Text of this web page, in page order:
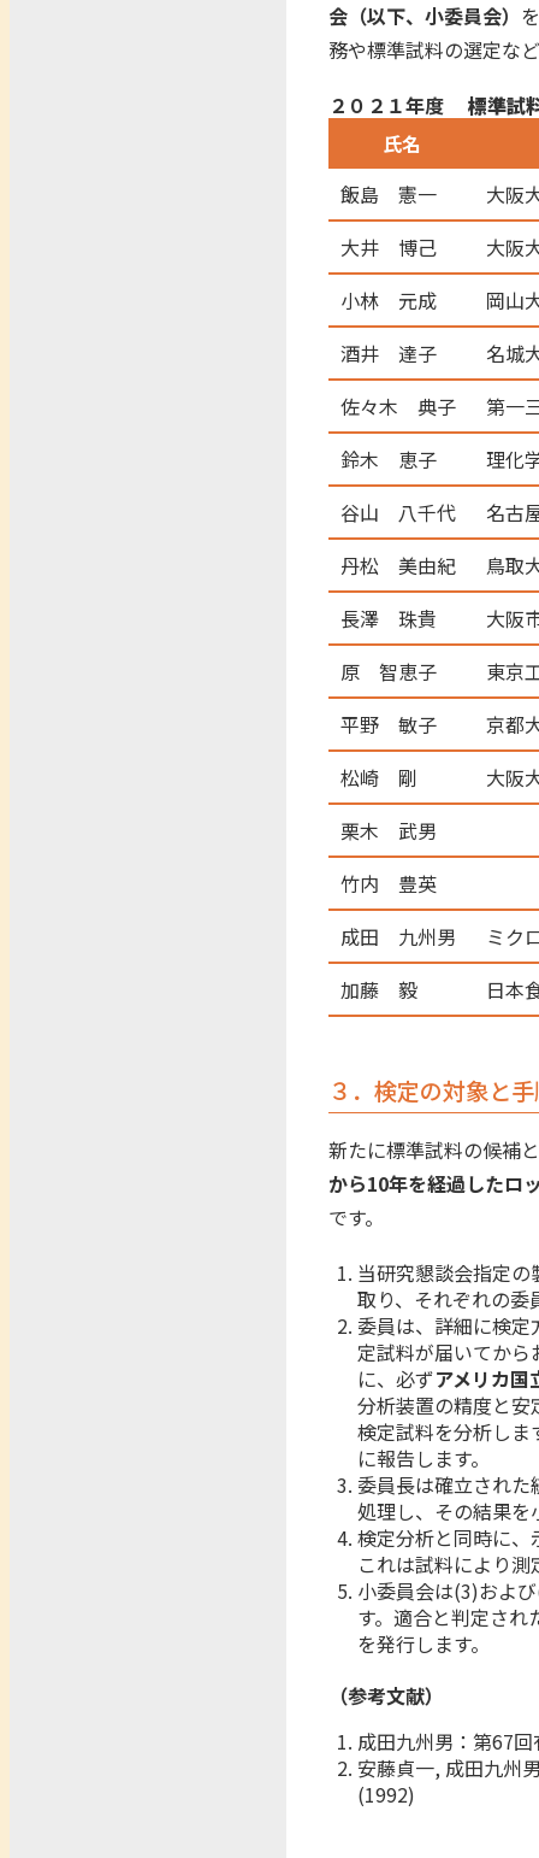
会（以下、小委員会）
務や標準試料の選定な
２０２１年度 標準試
氏名
飯島 憲一
大阪
大井 博己
大阪
小林 元成
岡山
酒井 達子
名城
佐々木 典子
第一
鈴木 恵子
理化
谷山 八千代
名古
丹松 美由紀
鳥取
長澤 珠貴
大阪
原 智恵子
東京
平野 敏子
京都
松崎 剛
大阪
栗木 武男
竹内 豊英
成田 九州男
ミク
加藤 毅
日本
３．検定の対象と
新たに標準試料の候補
から10年を経過したロ
です。
当研究懇談会指定
取り、それぞれの委
委員は、詳細に検
定試料が届いてか
に、必ずアメリカ
分析装置の精度と安
検定試料を分析しま
に報告します。
委員長は確立された
処理し、その結果を
検定分析と同時に、
これは試料により
小委員会は(3)およ
す。適合と判定さ
を発行します。
（参考文献）
成田九州男：第67
安藤貞一, 成田九州
(1992)